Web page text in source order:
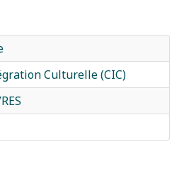
Culturelle (CIC)